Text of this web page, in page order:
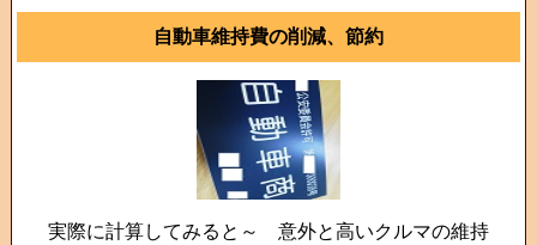
自動車維持費の削減、節約
実際に計算してみると～ 意外と高いクルマの維持